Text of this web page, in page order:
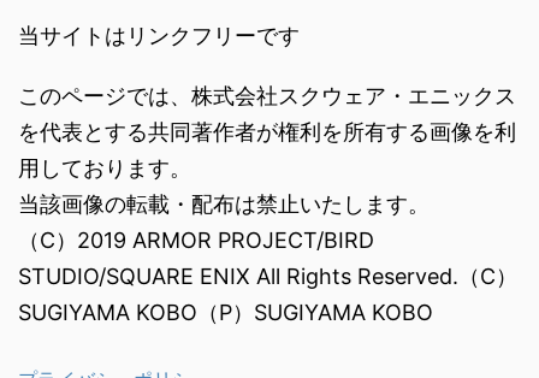
当サイトはリンクフリーです
このページでは、株式会社スクウェア・エニックス
を代表とする共同著作者が権利を所有する画像を利
用しております。
当該画像の転載・配布は禁止いたします。
（C）2019 ARMOR PROJECT/BIRD
STUDIO/SQUARE ENIX All Rights Reserved.（C）
SUGIYAMA KOBO（P）SUGIYAMA KOBO